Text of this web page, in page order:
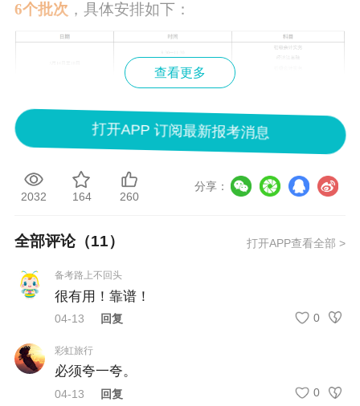
6个批次 ，具体安排如下：
《初级会计实务》科目考试时长为105分钟，《经
济法基础》科目考试时长为75分钟，两个科目连
续考试，时间不能混用。
（二）高级资格。考试于5月16日举行，共1个批
次。具体安排如下：
二、准考证打印事项
（一）打印日期
5月8日至15日
查看更多
打开APP 订阅最新报考消息
2032 164 260
分享：
全部评论（11） 打开APP查看全部 >
备考路上不回头
很有用！靠谱！
04-13 回复 0
彩虹旅行
必须夸一夸。
04-13 回复 0